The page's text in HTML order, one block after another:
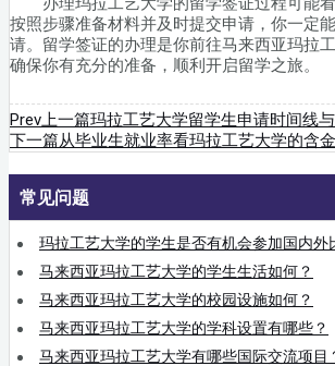
按照步骤准备材料并及时提交申请，你一定
请。留学签证的办理是你前往马来西亚玛拉
确保你有充分的准备，顺利开启留学之旅。
Prev上一篇玛拉工艺大学留学生申请时间线
下一篇从毕业生就业率看玛拉工艺大学的含
常见问题
玛拉工艺大学的学生是否有机会参加国内外
马来西亚玛拉工艺大学的学生生活如何？
马来西亚玛拉工艺大学的校园设施如何？
马来西亚玛拉工艺大学的学科设置有哪些？
马来西亚玛拉工艺大学有哪些国际交流项目